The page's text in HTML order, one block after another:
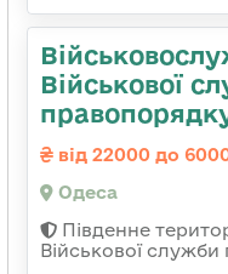
Військової
від 22000 до
Одеса
Південне
Військової